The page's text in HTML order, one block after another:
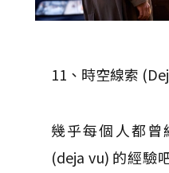
11、時空線索
幾乎每個人都曾
(deja vu) 的經驗